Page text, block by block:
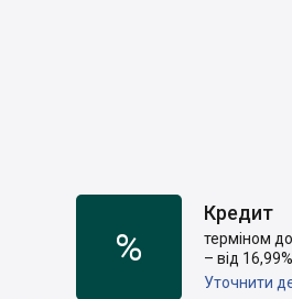
%
Кредит
терміном
– від 16,99%
Уточнити